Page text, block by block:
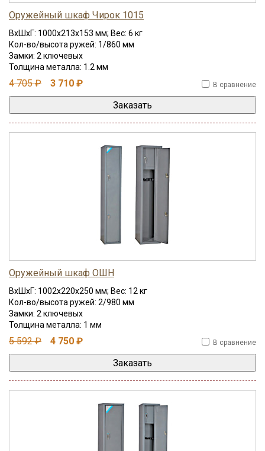
В сравнение
Оружейный шкаф Чирок 1015
ВхШхГ: 1000x213x153 мм; Вес: 6 кг
Кол-во/высота ружей: 1/860 мм
Замки: 2 ключевых
Толщина металла: 1.2 мм
4 705 ₽ 3 710 ₽
В сравнение
Оружейный шкаф ОШН
ВхШхГ: 1002x220x250 мм; Вес: 12 кг
Кол-во/высота ружей: 2/980 мм
Замки: 2 ключевых
Толщина металла: 1 мм
5 592 ₽ 4 750 ₽